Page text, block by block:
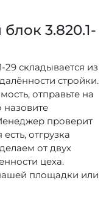
3.820.1-
складывается из
стройки.
отправьте на
проверит
отгрузка
от двух
цеха.
площадки или